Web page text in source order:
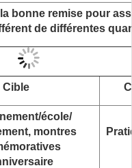
bonne remise pour
de différentes
Cible
école/
montres